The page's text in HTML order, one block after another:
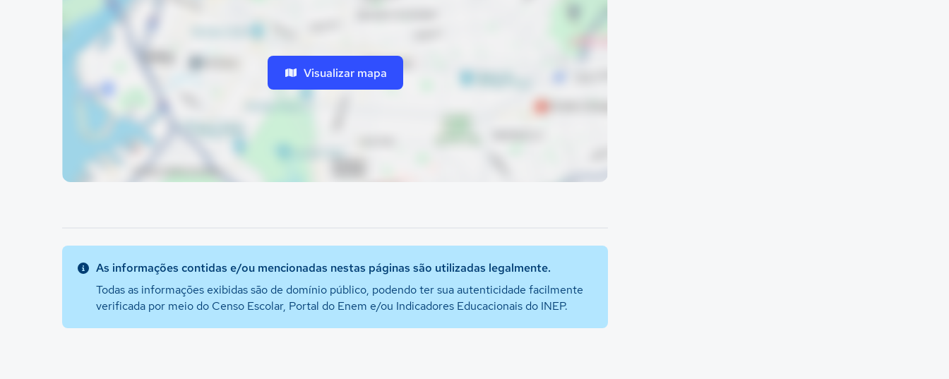
Visualizar mapa
As informações contidas e/ou mencionadas nestas páginas são utilizadas legalmente.
Todas as informações exibidas são de domínio público, podendo ter sua autenticidade facilmente
verificada por meio do Censo Escolar, Portal do Enem e/ou Indicadores Educacionais do INEP.